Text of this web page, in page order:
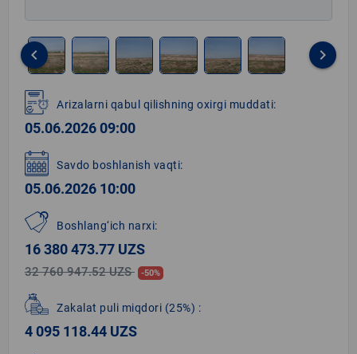
1
of
6
keyboard_arrow_left keyboard_arrow_right
Arizalarni qabul qilishning oxirgi muddati:
05.06.2026 09:00
Savdo boshlanish vaqti:
05.06.2026 10:00
Boshlang‘ich narxi:
16 380 473.77 UZS
32 760 947.52 UZS -50%
Zakalat puli miqdori (25%) :
4 095 118.44 UZS